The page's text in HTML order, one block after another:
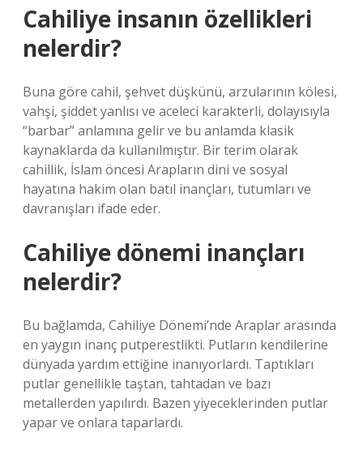
Cahiliye insanın özellikleri
nelerdir?
Buna göre cahil, şehvet düşkünü, arzularının kölesi,
vahşi, şiddet yanlısı ve aceleci karakterli, dolayısıyla
“barbar” anlamına gelir ve bu anlamda klasik
kaynaklarda da kullanılmıştır. Bir terim olarak
cahillik, İslam öncesi Arapların dini ve sosyal
hayatına hakim olan batıl inançları, tutumları ve
davranışları ifade eder.
Cahiliye dönemi inançları
nelerdir?
Bu bağlamda, Cahiliye Dönemi’nde Araplar arasında
en yaygın inanç putperestlikti. Putların kendilerine
dünyada yardım ettiğine inanıyorlardı. Taptıkları
putlar genellikle taştan, tahtadan ve bazı
metallerden yapılırdı. Bazen yiyeceklerinden putlar
yapar ve onlara taparlardı.